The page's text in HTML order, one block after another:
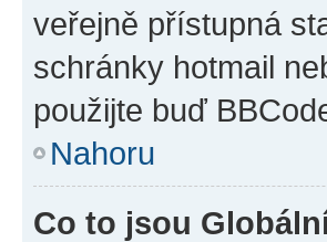
veřejně přístupná
schránky hotmail
použijte buď
Nahoru
Co to jsou